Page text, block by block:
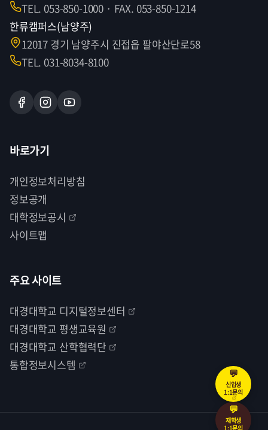
TEL. 053-850-1000 · FAX. 053-850-1214
한류캠퍼스(남양주)
12017 경기 남양주시 진접읍 팔야산단로58
TEL. 031-8034-8100
바로가기
개인정보처리방침
정보공개
대학정보공시
사이트맵
주요 사이트
대경대학교 디지털정보센터
대경대학교 평생교육원
대경대학교 산학협력단
통합정보시스템
💬
신입생
1:1문의
💬
재학생
1:1문의